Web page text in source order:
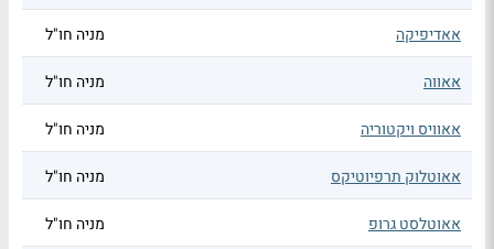
אאדיפיקה מניה חו"ל
אאווה מניה חו"ל
אאוויס ויקטוריה מניה חו"ל
אאוטלוק תרפיוטיקס מניה חו"ל
אאוטלסט גרופ מניה חו"ל